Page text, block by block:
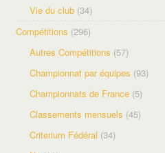
Vie du club (34)
Compétitions (296)
Autres Compétitions (57)
Championnat par équipes (93)
Championnats de France (5)
Classements mensuels (45)
Criterium Fédéral (34)